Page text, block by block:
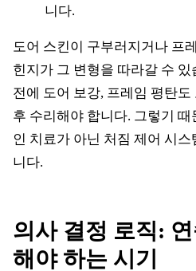
니다.
도어 스킨이 구부러지거나 프
힌지가 그 변형을 따라갈 수 있
전에 도어 보강, 프레임 평탄
후 수리해야 합니다. 그렇기
인 치료가 아닌 처짐 제어 시
니다.
의사 결정 로직:
해야 하는 시기